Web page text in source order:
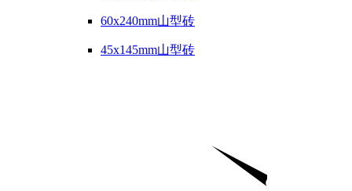
60x240mm山型砖
45x145mm山型砖